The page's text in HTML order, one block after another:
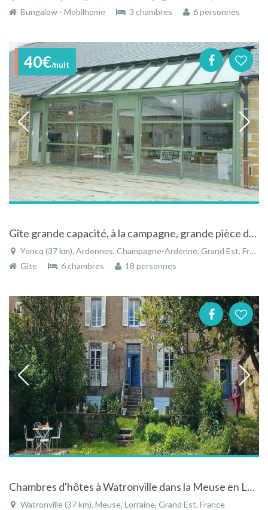
Bungalow - Mobilhome
3 chambres 6 personnes
40€/nuit
Gîte grande capacité, à la campagne, grande pièce de vie, dans les Ardennes françaises
Yoncq (37 km), Ardennes, Champagne-Ardenne, Grand Est, France
Gîte
6 chambres 18 personnes
Chambres d'hôtes à Watronville dans la Meuse en Lorraine dans un cadre naturel
Watronville (37 km), Meuse, Lorraine, Grand Est, France